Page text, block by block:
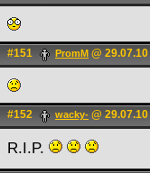
#151 PromM @
#152 wacky- @
R.I.P.